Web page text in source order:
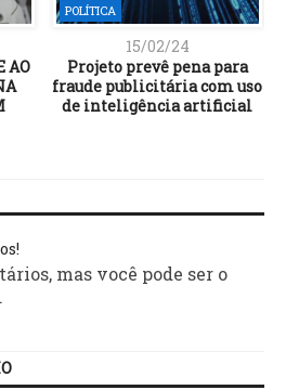
AO
POLÍTICA
15/02/24
Projeto prevê pena para
fraude publicitária com uso
de inteligência artificial
mas você pode ser o